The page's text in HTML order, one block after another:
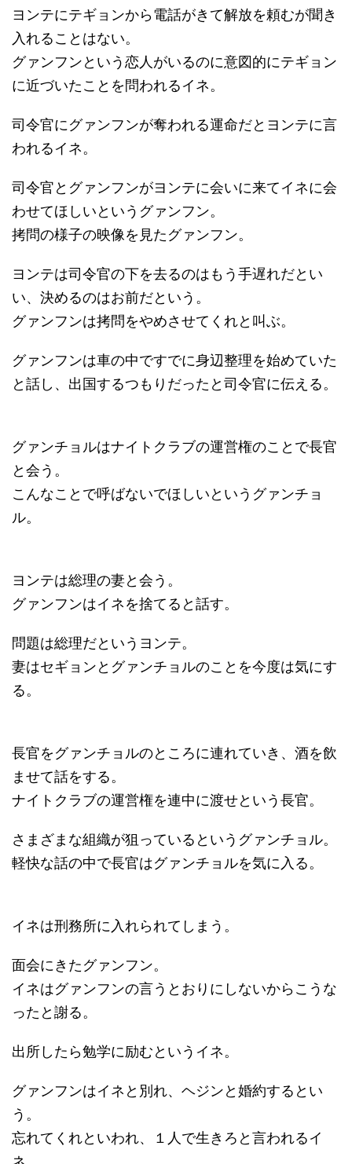
ヨンテにテギョンから電話がきて解放を頼むが聞き
入れることはない。
グァンフンという恋人がいるのに意図的にテギョン
に近づいたことを問われるイネ。
司令官にグァンフンが奪われる運命だとヨンテに言
われるイネ。
司令官とグァンフンがヨンテに会いに来てイネに会
わせてほしいというグァンフン。
拷問の様子の映像を見たグァンフン。
ヨンテは司令官の下を去るのはもう手遅れだとい
い、決めるのはお前だという。
グァンフンは拷問をやめさせてくれと叫ぶ。
グァンフンは車の中ですでに身辺整理を始めていた
と話し、出国するつもりだったと司令官に伝える。
グァンチョルはナイトクラブの運営権のことで長官
と会う。
こんなことで呼ばないでほしいというグァンチョ
ル。
ヨンテは総理の妻と会う。
グァンフンはイネを捨てると話す。
問題は総理だというヨンテ。
妻はセギョンとグァンチョルのことを今度は気にす
る。
長官をグァンチョルのところに連れていき、酒を飲
ませて話をする。
ナイトクラブの運営権を連中に渡せという長官。
さまざまな組織が狙っているというグァンチョル。
軽快な話の中で長官はグァンチョルを気に入る。
イネは刑務所に入れられてしまう。
面会にきたグァンフン。
イネはグァンフンの言うとおりにしないからこうな
ったと謝る。
出所したら勉学に励むというイネ。
グァンフンはイネと別れ、ヘジンと婚約するとい
う。
忘れてくれといわれ、１人で生きろと言われるイ